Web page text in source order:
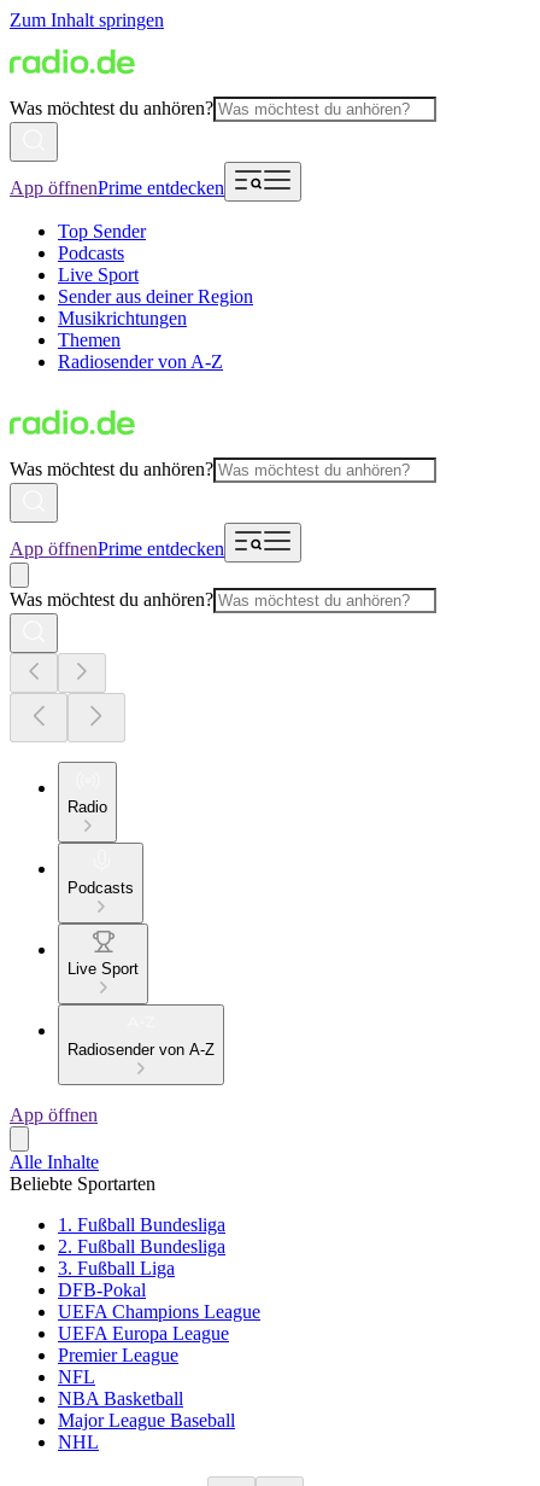
Zum Inhalt springen
Was möchtest du anhören?
App öffnenPrime entdecken
Top Sender
Podcasts
Live Sport
Sender aus deiner Region
Musikrichtungen
Themen
Radiosender von A-Z
Was möchtest du anhören?
App öffnenPrime entdecken
Was möchtest du anhören?
Radio
Podcasts
Live Sport
Radiosender von A-Z
App öffnen
Alle Inhalte
Beliebte Sportarten
1. Fußball Bundesliga
2. Fußball Bundesliga
3. Fußball Liga
DFB-Pokal
UEFA Champions League
UEFA Europa League
Premier League
NFL
NBA Basketball
Major League Baseball
NHL